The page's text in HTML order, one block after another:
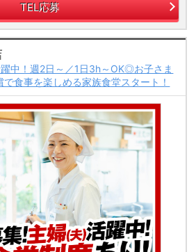
TEL応募
中！週2日～／1日3h～OK◎お子さま
食事を楽しめる家族食堂スタート！